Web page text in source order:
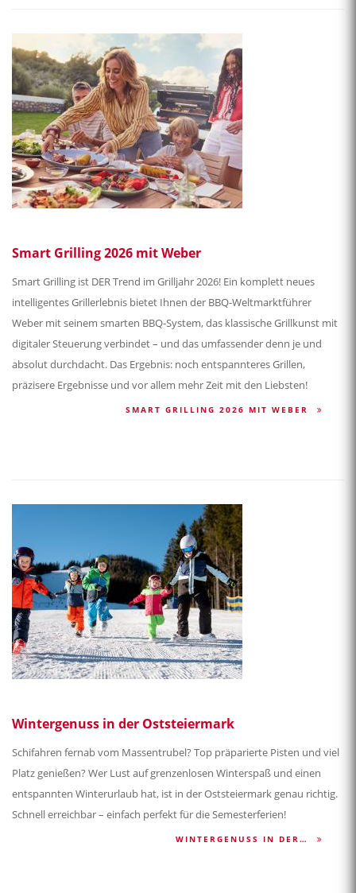
Smart Grilling 2026 mit Weber
Smart Grilling ist DER Trend im Grilljahr 2026! Ein komplett neues
intelligentes Grillerlebnis bietet Ihnen der BBQ-Weltmarktführer
Weber mit seinem smarten BBQ-System, das klassische Grillkunst mit
digitaler Steuerung verbindet – und das umfassender denn je und
absolut durchdacht. Das Ergebnis: noch entspannteres Grillen,
präzisere Ergebnisse und vor allem mehr Zeit mit den Liebsten!
SMART GRILLING 2026 MIT WEBER
Wintergenuss in der Oststeiermark
Schifahren fernab vom Massentrubel? Top präparierte Pisten und viel
Platz genießen? Wer Lust auf grenzenlosen Winterspaß und einen
entspannten Winterurlaub hat, ist in der Oststeiermark genau richtig.
Schnell erreichbar – einfach perfekt für die Semesterferien!
WINTERGENUSS IN DER…